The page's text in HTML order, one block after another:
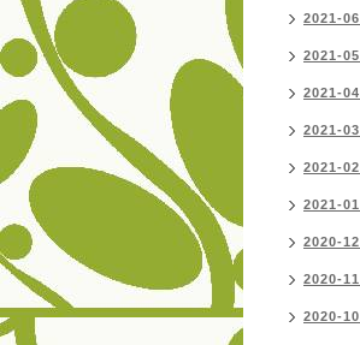
2021-06
2021-05
2021-04
2021-03
2021-02
2021-01
2020-12
2020-11
2020-10